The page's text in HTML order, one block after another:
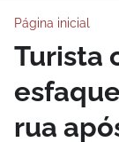
Página inicial
Turista
rua